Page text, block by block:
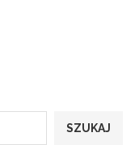
SZUKAJ